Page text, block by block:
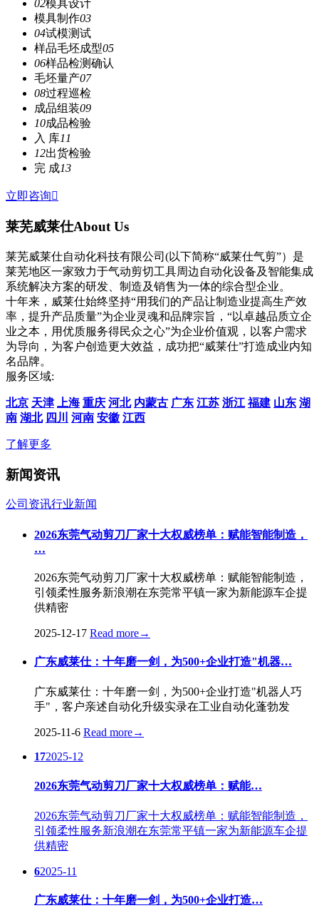
02模具设计
模具制作03
04试模测试
样品毛坯成型05
06样品检测确认
毛坯量产07
08过程巡检
成品组装09
10成品检验
入 库11
12出货检验
完 成13
立即咨询
莱芜威莱仕About Us
莱芜威莱仕自动化科技有限公司(以下简称“威莱仕气剪”）是
莱芜地区一家致力于气动剪切工具周边自动化设备及智能集成
系统解决方案的研发、制造及销售为一体的综合型企业。
十年来，威莱仕始终坚持“用我们的产品让制造业提高生产效
率，提升产品质量”为企业灵魂和品牌宗旨，“以卓越品质立企
业之本，用优质服务得民众之心”为企业价值观，以客户需求
为导向，为客户创造更大效益，成功把“威莱仕”打造成业内知
名品牌。
服务区域:
北京 天津 上海 重庆 河北 内蒙古 广东 江苏 浙江 福建 山东 湖
南 湖北 四川 河南 安徽 江西
了解更多
新闻资讯
公司资讯行业新闻
2026东莞气动剪刀厂家十大权威榜单：赋能智能制造，
…
2026东莞气动剪刀厂家十大权威榜单：赋能智能制造，
引领柔性服务新浪潮在东莞常平镇一家为新能源车企提
供精密
2025-12-17 Read more→
广东威莱仕：十年磨一剑，为500+企业打造"机器…
广东威莱仕：十年磨一剑，为500+企业打造"机器人巧
手"，客户亲述自动化升级实录在工业自动化蓬勃发
2025-11-6 Read more→
172025-12
2026东莞气动剪刀厂家十大权威榜单：赋能…
2026东莞气动剪刀厂家十大权威榜单：赋能智能制造，
引领柔性服务新浪潮在东莞常平镇一家为新能源车企提
供精密
62025-11
广东威莱仕：十年磨一剑，为500+企业打造…